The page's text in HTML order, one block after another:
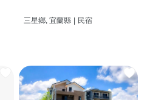
三星鄉, 宜蘭縣 | 民宿